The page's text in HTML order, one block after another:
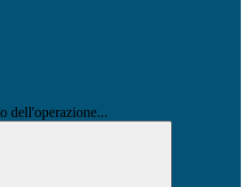
dell'operazione...